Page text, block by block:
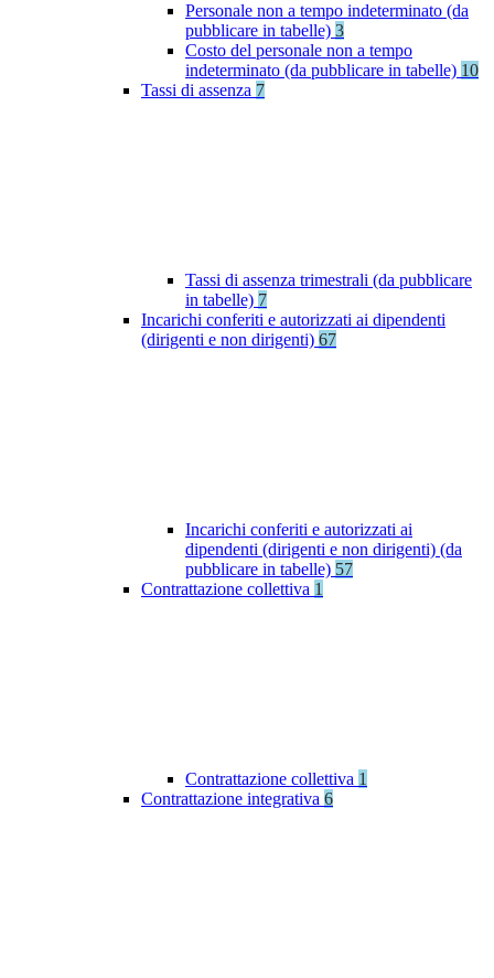
Personale non a tempo indeterminato (da
pubblicare in tabelle) 3
Costo del personale non a tempo
indeterminato (da pubblicare in tabelle) 10
Tassi di assenza 7
Tassi di assenza trimestrali (da pubblicare
in tabelle) 7
Incarichi conferiti e autorizzati ai dipendenti
(dirigenti e non dirigenti) 67
Incarichi conferiti e autorizzati ai
dipendenti (dirigenti e non dirigenti) (da
pubblicare in tabelle) 57
Contrattazione collettiva 1
Contrattazione collettiva 1
Contrattazione integrativa 6